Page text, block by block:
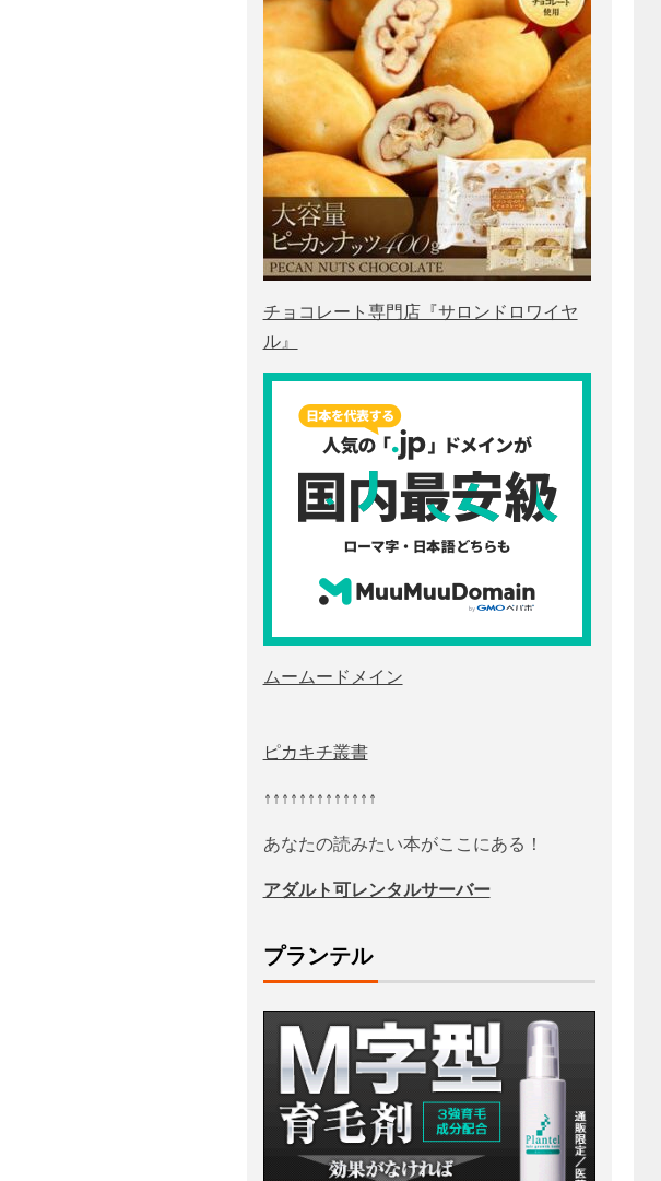
チョコレート専門店『サロンドロワイヤ
ル』
ムームードメイン
ピカキチ叢書
↑↑↑↑↑↑↑↑↑↑↑↑↑
あなたの読みたい本がここにある！
アダルト可レンタルサーバー
プランテル